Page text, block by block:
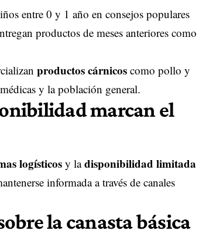
entre 0 y 1 año en consejos populares
productos de meses anteriores como
productos cárnicoscomo pollo y
y la población general.
marcan el
logísticosy ladisponibilidad limitada
informada a través de canales
la canasta básica